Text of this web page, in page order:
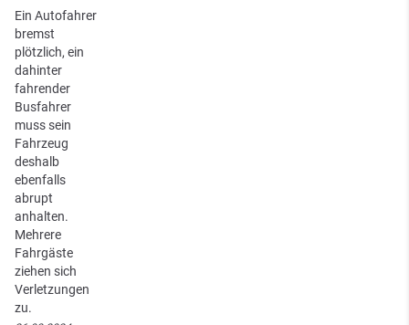
Ein Autofahrer
bremst
plötzlich, ein
dahinter
fahrender
Busfahrer
muss sein
Fahrzeug
deshalb
ebenfalls
abrupt
anhalten.
Mehrere
Fahrgäste
ziehen sich
Verletzungen
zu.